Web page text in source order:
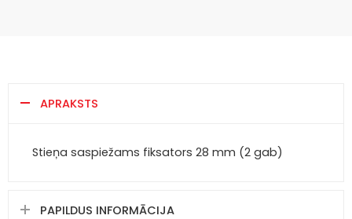
APRAKSTS
Stieņa saspiežams fiksators 28 mm (2 gab)
PAPILDUS INFORMĀCIJA